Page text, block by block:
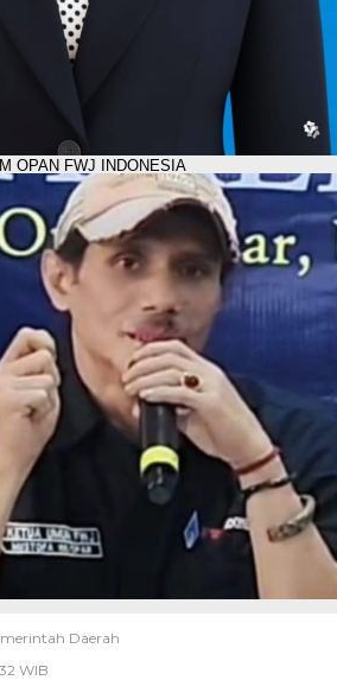
OPAN FWJ INDONESIA
Daerah
WIB